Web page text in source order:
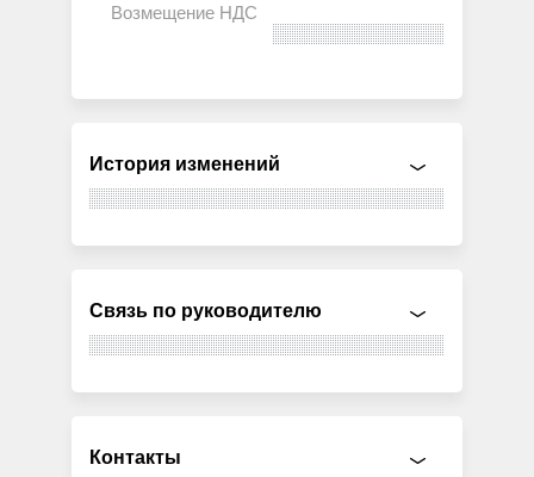
История изменений
Связь по руководителю
Контакты